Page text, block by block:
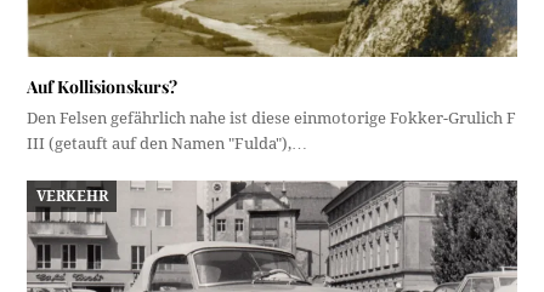
Auf Kollisionskurs?
Den Felsen gefährlich nahe ist diese einmotorige Fokker-Grulich F
III (getauft auf den Namen "Fulda"),…
VERKEHR